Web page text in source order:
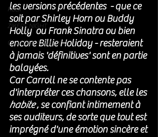
Rock
ZIKERS NIGHT
Country / Americana
les versions précédentes  - que ce
soit par Shirley Horn ou Buddy
Holly  ou Frank Sinatra ou bien
encore Billie Holiday - resteraient
à jamais 'définitives' sont en partie
balayées.
Car Carroll ne se contente pas
d'interpréter ces chansons, elle les
habite , se confiant intimement à
ses auditeurs, de sorte que tout est
imprégné d'une émotion sincère et